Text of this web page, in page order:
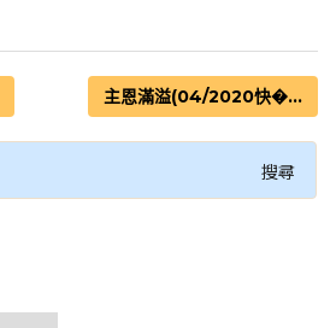
主恩滿溢(04/2020快�...